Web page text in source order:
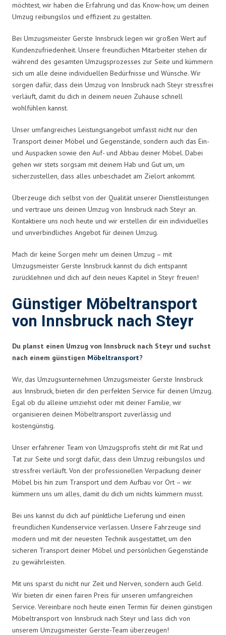
möchtest, wir haben die Erfahrung und das Know-how, um deinen
Umzug reibungslos und effizient zu gestalten.
Bei Umzugsmeister Gerste Innsbruck legen wir großen Wert auf
Kundenzufriedenheit. Unsere freundlichen Mitarbeiter stehen dir
während des gesamten Umzugsprozesses zur Seite und kümmern
sich um alle deine individuellen Bedürfnisse und Wünsche. Wir
sorgen dafür, dass dein Umzug von Innsbruck nach Steyr stressfrei
verläuft, damit du dich in deinem neuen Zuhause schnell
wohlfühlen kannst.
Unser umfangreiches Leistungsangebot umfasst nicht nur den
Transport deiner Möbel und Gegenstände, sondern auch das Ein-
und Auspacken sowie den Auf- und Abbau deiner Möbel. Dabei
gehen wir stets sorgsam mit deinem Hab und Gut um, um
sicherzustellen, dass alles unbeschadet am Zielort ankommt.
Überzeuge dich selbst von der Qualität unserer Dienstleistungen
und vertraue uns deinen Umzug von Innsbruck nach Steyr an.
Kontaktiere uns noch heute und wir erstellen dir ein individuelles
und unverbindliches Angebot für deinen Umzug.
Mach dir keine Sorgen mehr um deinen Umzug – mit
Umzugsmeister Gerste Innsbruck kannst du dich entspannt
zurücklehnen und dich auf dein neues Kapitel in Steyr freuen!
Günstiger Möbeltransport
von Innsbruck nach Steyr
Du planst einen Umzug von Innsbruck nach Steyr und suchst
nach einem günstigen Möbeltransport?
Wir, das Umzugsunternehmen Umzugsmeister Gerste Innsbruck
aus Innsbruck, bieten dir den perfekten Service für deinen Umzug.
Egal ob du alleine umziehst oder mit deiner Familie, wir
organisieren deinen Möbeltransport zuverlässig und
kostengünstig.
Unser erfahrener Team von Umzugsprofis steht dir mit Rat und
Tat zur Seite und sorgt dafür, dass dein Umzug reibungslos und
stressfrei verläuft. Von der professionellen Verpackung deiner
Möbel bis hin zum Transport und dem Aufbau vor Ort – wir
kümmern uns um alles, damit du dich um nichts kümmern musst.
Bei uns kannst du dich auf pünktliche Lieferung und einen
freundlichen Kundenservice verlassen. Unsere Fahrzeuge sind
modern und mit der neuesten Technik ausgestattet, um den
sicheren Transport deiner Möbel und persönlichen Gegenstände
zu gewährleisten.
Mit uns sparst du nicht nur Zeit und Nerven, sondern auch Geld.
Wir bieten dir einen fairen Preis für unseren umfangreichen
Service. Vereinbare noch heute einen Termin für deinen günstigen
Möbeltransport von Innsbruck nach Steyr und lass dich von
unserem Umzugsmeister Gerste-Team überzeugen!